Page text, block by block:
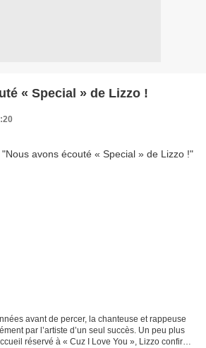
« Special » de Lizzo !
avant de percer, la chanteuse et rappeuse
par l’artiste d’un seul succès. Un peu plus
réservé à « Cuz I Love You », Lizzo confirme